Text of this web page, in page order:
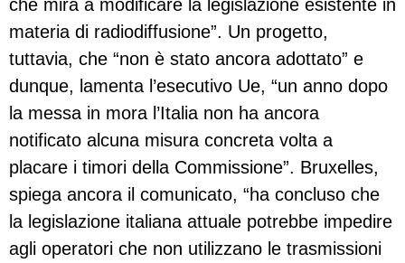
che mira a modificare la legislazione esistente in
materia di radiodiffusione”. Un progetto,
tuttavia, che “non è stato ancora adottato” e
dunque, lamenta l’esecutivo Ue, “un anno dopo
la messa in mora l’Italia non ha ancora
notificato alcuna misura concreta volta a
placare i timori della Commissione”. Bruxelles,
spiega ancora il comunicato, “ha concluso che
la legislazione italiana attuale potrebbe impedire
agli operatori che non utilizzano le trasmissioni